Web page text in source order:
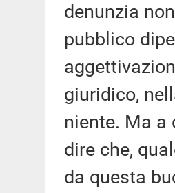
denunzia
pubblico
giuridico,
niente. Ma a
dire che,
da questa